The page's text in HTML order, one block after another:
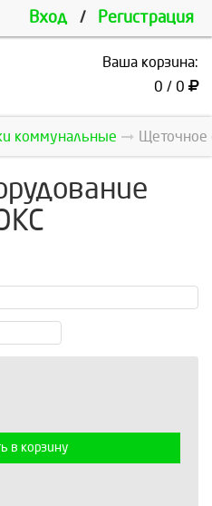
Вход / Регистрация
Ваша корзина:
0 / 0
коммунальные
в корзину